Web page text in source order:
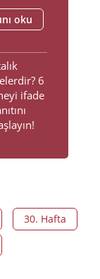
6
ifade
oku
30. Hafta